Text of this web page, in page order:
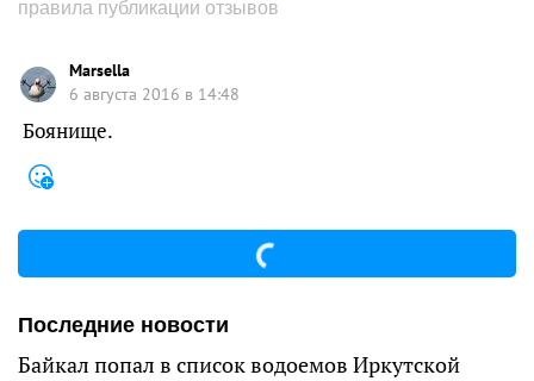
правила публикации отзывов
Marsella
6 августа 2016 в 14:48
Боянище.
Последние новости
Байкал попал в список водоемов Иркутской